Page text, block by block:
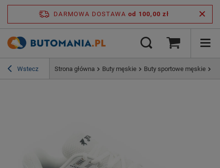
DARMOWA DOSTAWA od 100,00 zł
Wstecz Strona główna Buty męskie Buty sportowe męskie